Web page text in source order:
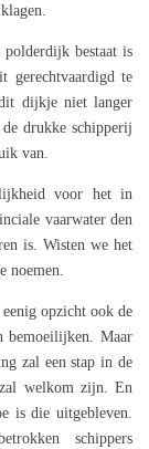
polderdijk bestaat is
gerechtvaardigd te
dijkje niet langer
drukke schipperij
van.
voor het in
vaarwater den
is. Wisten we het
noemen.
opzicht ook de
bemoeilijken. Maar
zal een stap in de
welkom zijn. En
is die uitgebleven.
schippers